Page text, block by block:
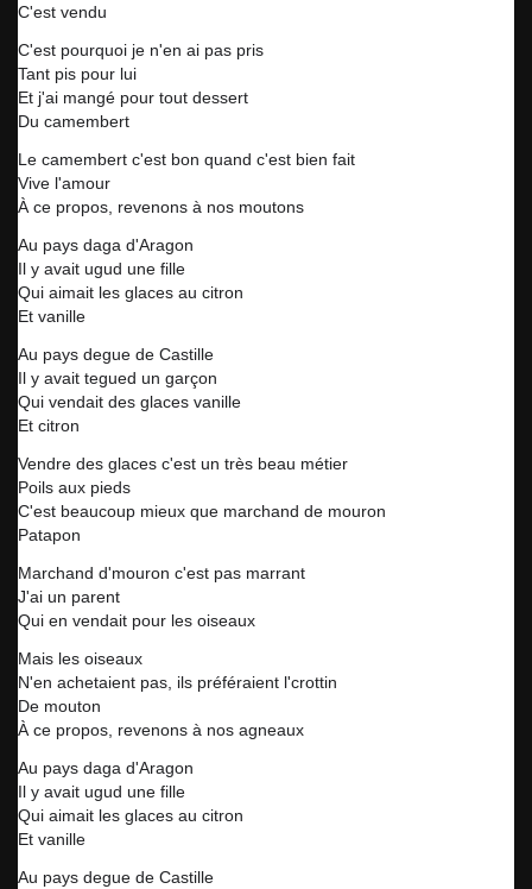
C'est vendu
C'est pourquoi je n'en ai pas pris
Tant pis pour lui
Et j'ai mangé pour tout dessert
Du camembert
Le camembert c'est bon quand c'est bien fait
Vive l'amour
À ce propos, revenons à nos moutons
Au pays daga d'Aragon
Il y avait ugud une fille
Qui aimait les glaces au citron
Et vanille
Au pays degue de Castille
Il y avait tegued un garçon
Qui vendait des glaces vanille
Et citron
Vendre des glaces c'est un très beau métier
Poils aux pieds
C'est beaucoup mieux que marchand de mouron
Patapon
Marchand d'mouron c'est pas marrant
J'ai un parent
Qui en vendait pour les oiseaux
Mais les oiseaux
N'en achetaient pas, ils préféraient l'crottin
De mouton
À ce propos, revenons à nos agneaux
Au pays daga d'Aragon
Il y avait ugud une fille
Qui aimait les glaces au citron
Et vanille
Au pays degue de Castille